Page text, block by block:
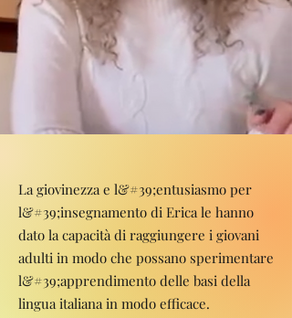
La giovinezza e l&#39;entusiasmo per
l&#39;insegnamento di Erica le hanno
dato la capacità di raggiungere i giovani
adulti in modo che possano sperimentare
l&#39;apprendimento delle basi della
lingua italiana in modo efficace.